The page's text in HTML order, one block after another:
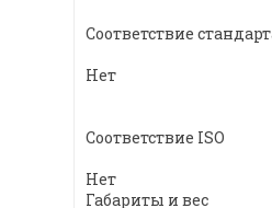
Соответствие
Нет
Соответствие ISO
Нет
Габариты и вес